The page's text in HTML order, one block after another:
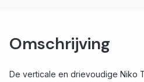
Omschrijving
De verticale en drievoudige Niko